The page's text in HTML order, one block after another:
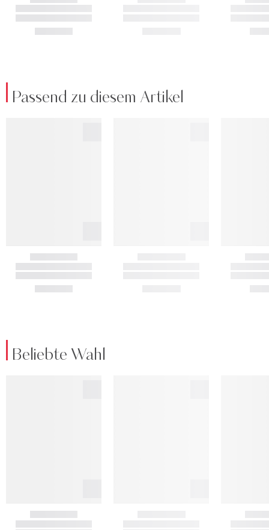
Passend zu diesem Artikel
Beliebte Wahl